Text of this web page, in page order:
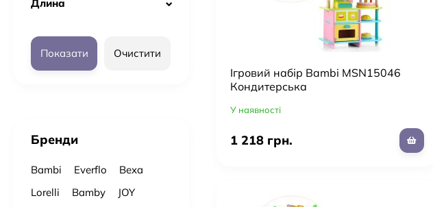
Ігровий набір Bambi MSN15046
Кондитерська
У наявності
1 218 грн.
Длина
Показати Очистити
Бренди
Bambi Everflo
Bexa
Lorelli
Bamby
JOY